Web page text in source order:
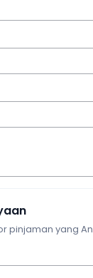
pinjaman yang